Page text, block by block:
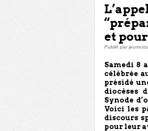
et
Publié par
Samedi 8
célébrée
présidé
diocèses
Synode
Voici les
discours
pour leur